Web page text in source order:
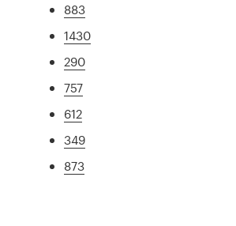
883
1430
290
757
612
349
873